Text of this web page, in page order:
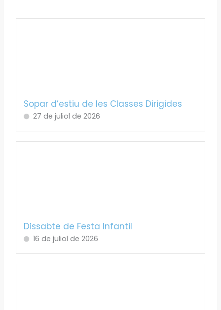
Sopar d’estiu de les Classes Dirigides
27 de juliol de 2026
Dissabte de Festa Infantil
16 de juliol de 2026